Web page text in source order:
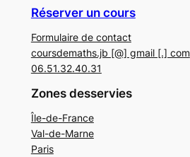
Réserver un cours
Formulaire de contact
coursdemaths.jb [@] gmail [.] com
06.51.32.40.31
Zones desservies
Île-de-France
Val-de-Marne
Paris